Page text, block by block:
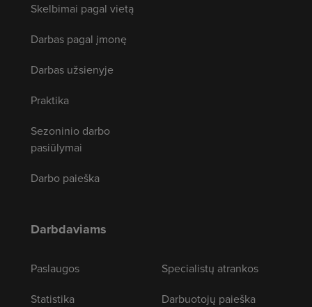
Skelbimai pagal vietą
Darbas pagal įmonę
Darbas užsienyje
Praktika
Sezoninio darbo
pasiūlymai
Darbo paieška
Darbdaviams
Paslaugos
Statistika
Specialistų atrankos
Darbuotojų paieška